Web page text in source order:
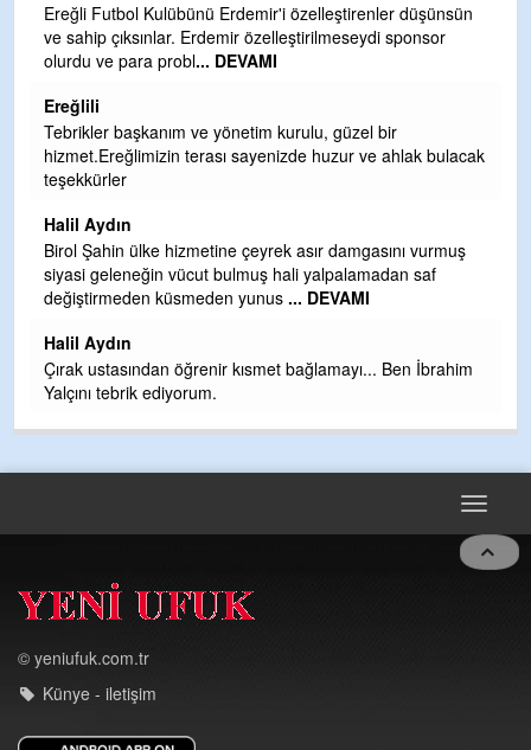
Ereğli Futbol Kulübünü Erdemir'i özelleştirenler düşünsün
ve sahip çıksınlar. Erdemir özelleştirilmeseydi sponsor
olurdu ve para probl... DEVAMI
Ereğlili
Tebrikler başkanım ve yönetim kurulu, güzel bir
hizmet.Ereğlimizin terası sayenizde huzur ve ahlak bulacak
teşekkürler
Halil Aydın
Birol Şahin ülke hizmetine çeyrek asır damgasını vurmuş
siyasi geleneğin vücut bulmuş hali yalpalamadan saf
değiştirmeden küsmeden yunus ... DEVAMI
Halil Aydın
Çırak ustasından öğrenir kısmet bağlamayı... Ben İbrahim
Yalçını tebrik ediyorum.
Toggle
© yeniufuk.com.tr
Künye - iletişim